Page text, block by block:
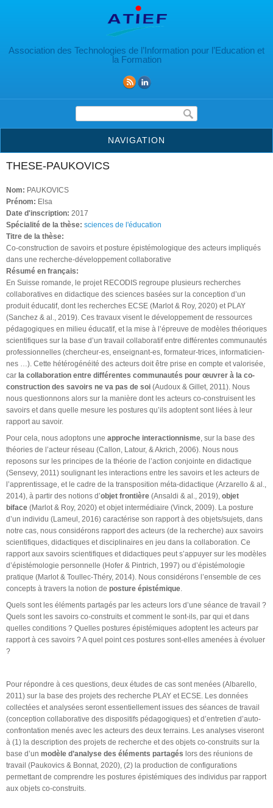
Association des Technologies de l’Information pour l’Education et
la Formation
Formulaire de recherche
NAVIGATION
THESE-PAUKOVICS
Nom: PAUKOVICS
Prénom: Elsa
Date d'inscription: 2017
Spécialité de la thèse: sciences de l'éducation
Titre de la thèse:
Co-construction de savoirs et posture épistémologique des acteurs impliqués
dans une recherche-développement collaborative
Résumé en français:
En Suisse romande, le projet RECODIS regroupe plusieurs recherches
collaboratives en didactique des sciences basées sur la conception d’un
produit éducatif, dont les recherches ECSE (Marlot & Roy, 2020) et PLAY
(Sanchez & al., 2019). Ces travaux visent le développement de ressources
pédagogiques en milieu éducatif, et la mise à l’épreuve de modèles théoriques
scientifiques sur la base d’un travail collaboratif entre différentes communautés
professionnelles (chercheur-es, enseignant-es, formateur-trices, informaticien-
nes …). Cette hétérogénéité des acteurs doit être prise en compte et valorisée,
car la collaboration entre différentes communautés pour œuvrer à la co-
construction des savoirs ne va pas de soi (Audoux & Gillet, 2011). Nous
nous questionnons alors sur la manière dont les acteurs co-construisent les
savoirs et dans quelle mesure les postures qu’ils adoptent sont liées à leur
rapport au savoir.
Pour cela, nous adoptons une approche interactionnisme, sur la base des
théories de l’acteur réseau (Callon, Latour, & Akrich, 2006). Nous nous
reposons sur les principes de la théorie de l’action conjointe en didactique
(Sensevy, 2011) soulignant les interactions entre les savoirs et les acteurs de
l’apprentissage, et le cadre de la transposition méta-didactique (Arzarello & al.,
2014), à partir des notions d’objet frontière (Ansaldi & al., 2019), objet
biface (Marlot & Roy, 2020) et objet intermédiaire (Vinck, 2009). La posture
d’un individu (Lameul, 2016) caractérise son rapport à des objets/sujets, dans
notre cas, nous considérons rapport des acteurs (de la recherche) aux savoirs
scientifiques, didactiques et disciplinaires en jeu dans la collaboration. Ce
rapport aux savoirs scientifiques et didactiques peut s’appuyer sur les modèles
d’épistémologie personnelle (Hofer & Pintrich, 1997) ou d’épistémologie
pratique (Marlot & Toullec-Théry, 2014). Nous considérons l’ensemble de ces
concepts à travers la notion de posture épistémique.
Quels sont les éléments partagés par les acteurs lors d’une séance de travail ?
Quels sont les savoirs co-construits et comment le sont-ils, par qui et dans
quelles conditions ? Quelles postures épistémiques adoptent les acteurs par
rapport à ces savoirs ? A quel point ces postures sont-elles amenées à évoluer
?
Pour répondre à ces questions, deux études de cas sont menées (Albarello,
2011) sur la base des projets des recherche PLAY et ECSE. Les données
collectées et analysées seront essentiellement issues des séances de travail
(conception collaborative des dispositifs pédagogiques) et d’entretien d’auto-
confrontation menés avec les acteurs des deux terrains. Les analyses viseront
à (1) la description des projets de recherche et des objets co-construits sur la
base d’un modèle d’analyse des éléments partagés lors des réunions de
travail (Paukovics & Bonnat, 2020), (2) la production de configurations
permettant de comprendre les postures épistémiques des individus par rapport
aux objets co-construits.